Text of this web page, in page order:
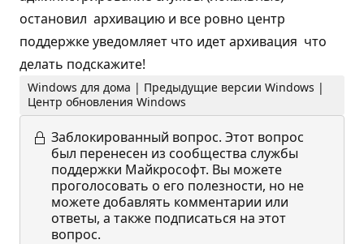
остановил архивацию и все ровно центр
поддержке уведомляет что идет архивация что
делать подскажите!
Windows для дома | Предыдущие версии Windows |
Центр обновления Windows
Заблокированный вопрос. Этот вопрос
был перенесен из сообщества службы
поддержки Майкрософт. Вы можете
проголосовать о его полезности, но не
можете добавлять комментарии или
ответы, а также подписаться на этот
вопрос.